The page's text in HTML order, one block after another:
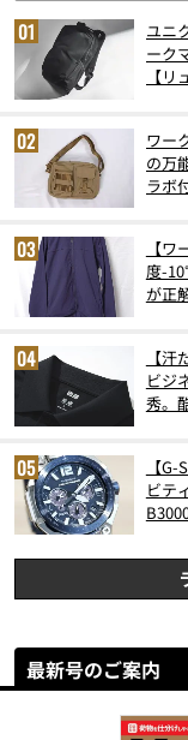
ユニ
ーク
【
ワー
の万
ラボ
【
度-
が正
【
ビジ
秀。
【
ビテ
最新号のご案内